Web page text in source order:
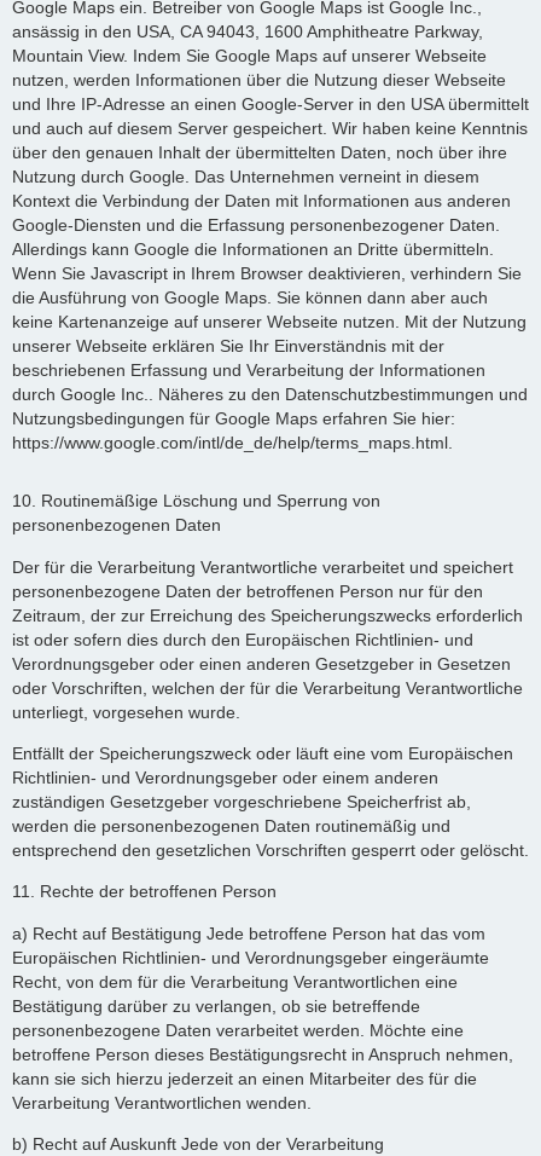
Google Maps ein. Betreiber von Google Maps ist Google Inc.,
ansässig in den USA, CA 94043, 1600 Amphitheatre Parkway,
Mountain View. Indem Sie Google Maps auf unserer Webseite
nutzen, werden Informationen über die Nutzung dieser Webseite
und Ihre IP-Adresse an einen Google-Server in den USA übermittelt
und auch auf diesem Server gespeichert. Wir haben keine Kenntnis
über den genauen Inhalt der übermittelten Daten, noch über ihre
Nutzung durch Google. Das Unternehmen verneint in diesem
Kontext die Verbindung der Daten mit Informationen aus anderen
Google-Diensten und die Erfassung personenbezogener Daten.
Allerdings kann Google die Informationen an Dritte übermitteln.
Wenn Sie Javascript in Ihrem Browser deaktivieren, verhindern Sie
die Ausführung von Google Maps. Sie können dann aber auch
keine Kartenanzeige auf unserer Webseite nutzen. Mit der Nutzung
unserer Webseite erklären Sie Ihr Einverständnis mit der
beschriebenen Erfassung und Verarbeitung der Informationen
durch Google Inc.. Näheres zu den Datenschutzbestimmungen und
Nutzungsbedingungen für Google Maps erfahren Sie hier:
https://www.google.com/intl/de_de/help/terms_maps.html.
10. Routinemäßige Löschung und Sperrung von
personenbezogenen Daten
Der für die Verarbeitung Verantwortliche verarbeitet und speichert
personenbezogene Daten der betroffenen Person nur für den
Zeitraum, der zur Erreichung des Speicherungszwecks erforderlich
ist oder sofern dies durch den Europäischen Richtlinien- und
Verordnungsgeber oder einen anderen Gesetzgeber in Gesetzen
oder Vorschriften, welchen der für die Verarbeitung Verantwortliche
unterliegt, vorgesehen wurde.
Entfällt der Speicherungszweck oder läuft eine vom Europäischen
Richtlinien- und Verordnungsgeber oder einem anderen
zuständigen Gesetzgeber vorgeschriebene Speicherfrist ab,
werden die personenbezogenen Daten routinemäßig und
entsprechend den gesetzlichen Vorschriften gesperrt oder gelöscht.
11. Rechte der betroffenen Person
a) Recht auf Bestätigung Jede betroffene Person hat das vom
Europäischen Richtlinien- und Verordnungsgeber eingeräumte
Recht, von dem für die Verarbeitung Verantwortlichen eine
Bestätigung darüber zu verlangen, ob sie betreffende
personenbezogene Daten verarbeitet werden. Möchte eine
betroffene Person dieses Bestätigungsrecht in Anspruch nehmen,
kann sie sich hierzu jederzeit an einen Mitarbeiter des für die
Verarbeitung Verantwortlichen wenden.
b) Recht auf Auskunft Jede von der Verarbeitung